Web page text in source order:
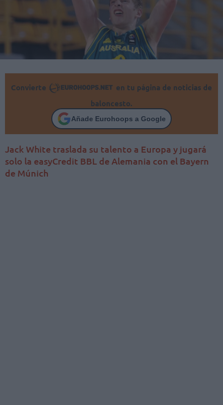
Convierte
en tu página de noticias de
baloncesto.
Añade Eurohoops a Google
Jack White traslada su talento a Europa y jugará
solo la easyCredit BBL de Alemania con el Bayern
de Múnich